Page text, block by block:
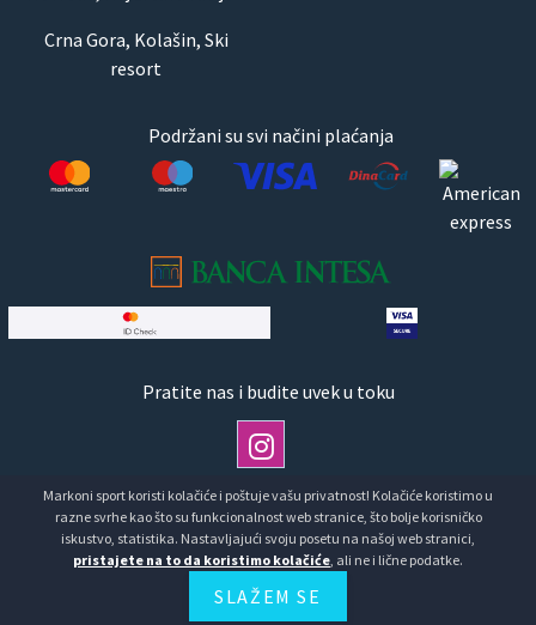
Crna Gora, Kolašin, Ski
resort
Podržani su svi načini plaćanja
Pratite nas i budite uvek u toku
Copyright © Markoni Sport doo Markoni sport.Sva prava
zadržana
HALO Creative Team
Markoni sport koristi kolačiće i poštuje vašu privatnost! Kolačiće koristimo u
razne svrhe kao što su funkcionalnost web stranice, što bolje korisničko
iskustvo, statistika. Nastavljajući svoju posetu na našoj web stranici,
pristajete na to da koristimo kolačiće, ali ne i lične podatke.
SLAŽEM SE